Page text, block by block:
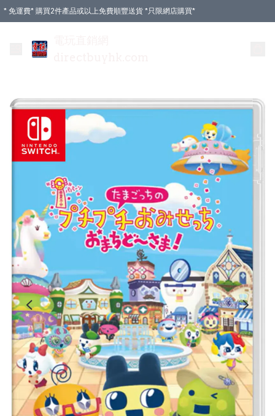
* 免運費* 購買2件產品或以上免費順豐送貨 *只限網店購買*